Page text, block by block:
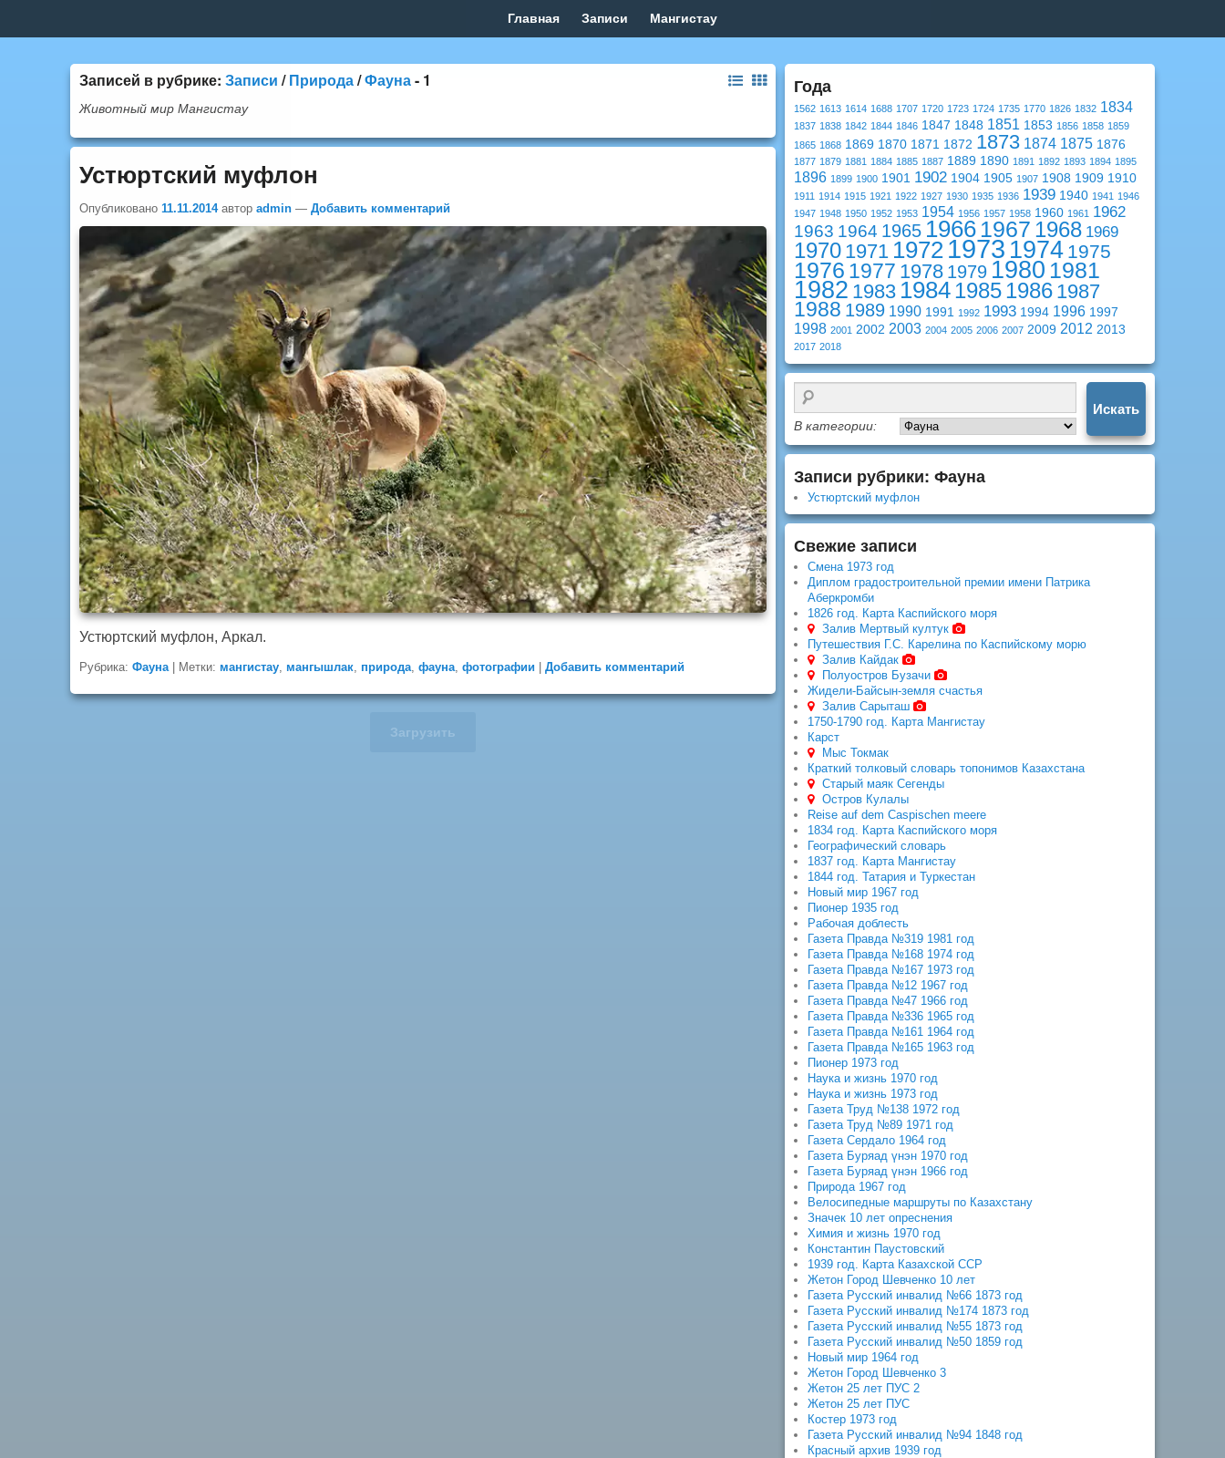
меню
Главная Записи Мангистау
Записей в рубрике: Записи / Природа/Фауна- 1
Животный мир Мангистау
Устюртский муфлон
Опубликовано 11.11.2014 автор admin — Добавить комментарий
Устюртский муфлон, Аркал.
Рубрика: Фауна Метки: мангистау, мангышлак, природа, фауна, фотографии Добавить комментарий
Загрузить
Года
1562 1613 1614 1688 1707 1720 1723 1724 1735 1770 1826 1832 1834
1837 1838 1842 1844 1846 1847 1848 1851 1853 1856 1858 1859
1865 1868 1869 1870 1871 1872 1873 1874 1875 1876
1877 1879 1881 1884 1885 1887 1889 1890 1891 1892 1893 1894 1895
1896 1899 1900 1901 1902 1904 1905 1907 1908 1909 1910
1911 1914 1915 1921 1922 1927 1930 1935 1936 1939 1940 1941 1946
1947 1948 1950 1952 1953 1954 1956 1957 1958 1960 1961 1962
1963 1964 1965 1966 1967 1968 1969
1970 1971 1972 1973 1974 1975
1976 1977 1978 1979 1980 1981
1982 1983 198419851986 1987
1988 1989 1990 1991 1992 1993 1994 1996 1997
1998 2001 2002 2003 2004 2005 2006 2007 2009 2012 2013
2017 2018
В категории:
Записи рубрики: Фауна
Устюртский муфлон
Свежие записи
Смена 1973 год
Диплом градостроительной премии имени Патрика
Аберкромби
1826 год. Карта Каспийского моря
Залив Мертвый култук
Путешествия Г.С. Карелина по Каспийскому морю
Залив Кайдак
Полуостров Бузачи
Жидели-Байсын-земля счастья
Залив Сарыташ
1750-1790 год. Карта Мангистау
Карст
Мыс Токмак
Краткий толковый словарь топонимов Казахстана
Старый маяк Сегенды
Остров Кулалы
Reise auf dem Caspischen meere
1834 год. Карта Каспийского моря
Географический словарь
1837 год. Карта Мангистау
1844 год. Татария и Туркестан
Новый мир 1967 год
Пионер 1935 год
Рабочая доблесть
Газета Правда №319 1981 год
Газета Правда №168 1974 год
Газета Правда №167 1973 год
Газета Правда №12 1967 год
Газета Правда №47 1966 год
Газета Правда №336 1965 год
Газета Правда №161 1964 год
Газета Правда №165 1963 год
Пионер 1973 год
Наука и жизнь 1970 год
Наука и жизнь 1973 год
Газета Труд №138 1972 год
Газета Труд №89 1971 год
Газета Сердало 1964 год
Газета Буряад үнэн 1970 год
Газета Буряад үнэн 1966 год
Природа 1967 год
Велосипедные маршруты по Казахстану
Значек 10 лет опреснения
Химия и жизнь 1970 год
Константин Паустовский
1939 год. Карта Казахской ССР
Жетон Город Шевченко 10 лет
Газета Русский инвалид №66 1873 год
Газета Русский инвалид №174 1873 год
Газета Русский инвалид №55 1873 год
Газета Русский инвалид №50 1859 год
Новый мир 1964 год
Жетон Город Шевченко 3
Жетон 25 лет ПУС 2
Жетон 25 лет ПУС
Костер 1973 год
Газета Русский инвалид №94 1848 год
Красный архив 1939 год